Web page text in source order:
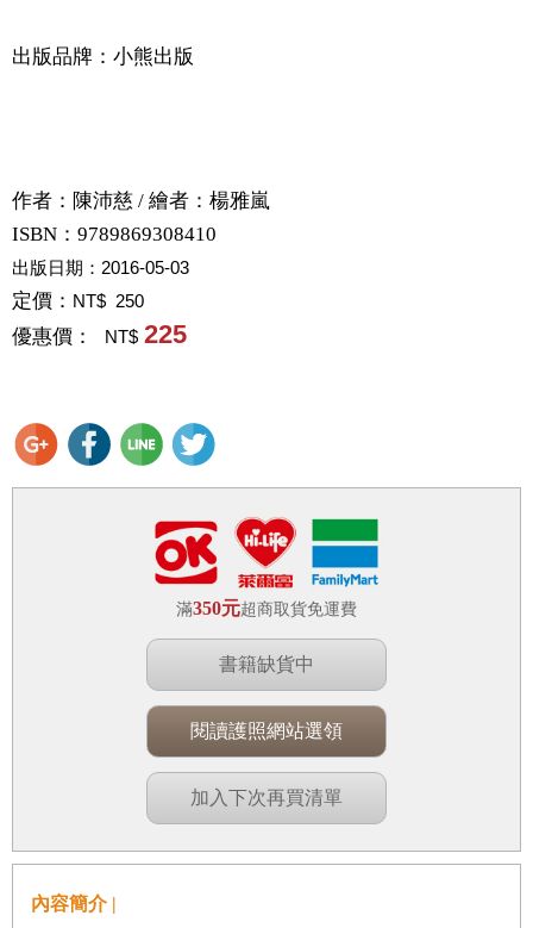
出版品牌：小熊出版
作者： 陳沛慈 / 繪者：楊雅嵐
ISBN：9789869308410
出版日期： 2016-05-03
定價： NT$ 250
優惠價： NT$ 225
滿350元超商取貨免運費
書籍缺貨中
閱讀護照網站選領
加入下次再買清單
內容簡介 |